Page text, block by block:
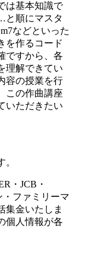
は基本知識で
と順にマスタ
などといった
を作るコード
ですから、各
理解できてい
容の授業を行
この作曲講座
いただきたい
・JCB・
ファミリーマ
集金いたしま
個人情報が各